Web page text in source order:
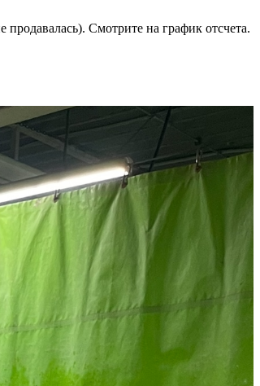
Смотрите на график отсчета.